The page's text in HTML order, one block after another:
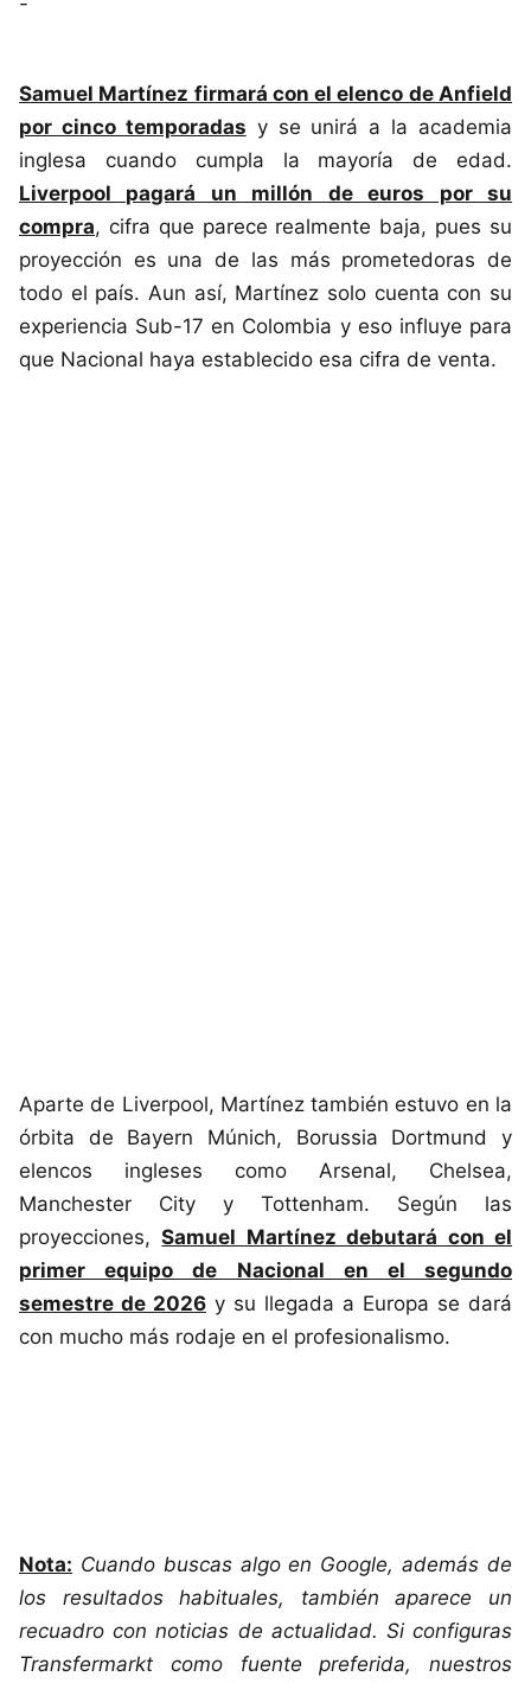
Samuel Martínez firmará con el elenco de Anfield
por cinco temporadas y se unirá a la academia
inglesa cuando cumpla la mayoría de edad.
Liverpool pagará un millón de euros por su
compra, cifra que parece realmente baja, pues su
proyección es una de las más prometedoras de
todo el país. Aun así, Martínez solo cuenta con su
experiencia Sub-17 en Colombia y eso influye para
que Nacional haya establecido esa cifra de venta.
Aparte de Liverpool, Martínez también estuvo en la
órbita de Bayern Múnich, Borussia Dortmund y
elencos ingleses como Arsenal, Chelsea,
Manchester City y Tottenham. Según las
proyecciones,Samuel Martínez debutará con el
primer equipo de Nacional en el segundo
semestre de 2026 y su llegada a Europa se dará
con mucho más rodaje en el profesionalismo.
Nota: Cuando buscas algo en Google, además de
los resultados habituales, también aparece un
recuadro con noticias de actualidad. Si configuras
Transfermarkt como fuente preferida, nuestros